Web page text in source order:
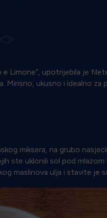
Limone”, upotrijebila je
Mirisno, ukusno i idealno za
miksera, na grubo
ste uklonili sol pod
maslinova ulja i stavite je